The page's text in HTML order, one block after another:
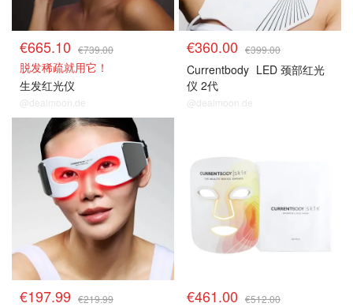
€665.10 €739.00
脱发稀疏就用它！
生发红光仪
@dealmoon.de
€360.00 €399.00
Currentbody LED 颈部红光
仪 2代
@dealmoon.de
€197.99 €219.99 €461.00 €512.00